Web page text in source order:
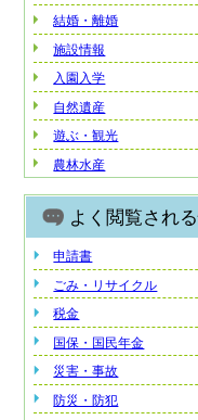
結婚・離婚
施設情報
入園入学
自然遺産
遊ぶ・観光
農林水産
よく閲覧され
申請書
ごみ・リサイクル
税金
国保・国民年金
災害・事故
防災・防犯